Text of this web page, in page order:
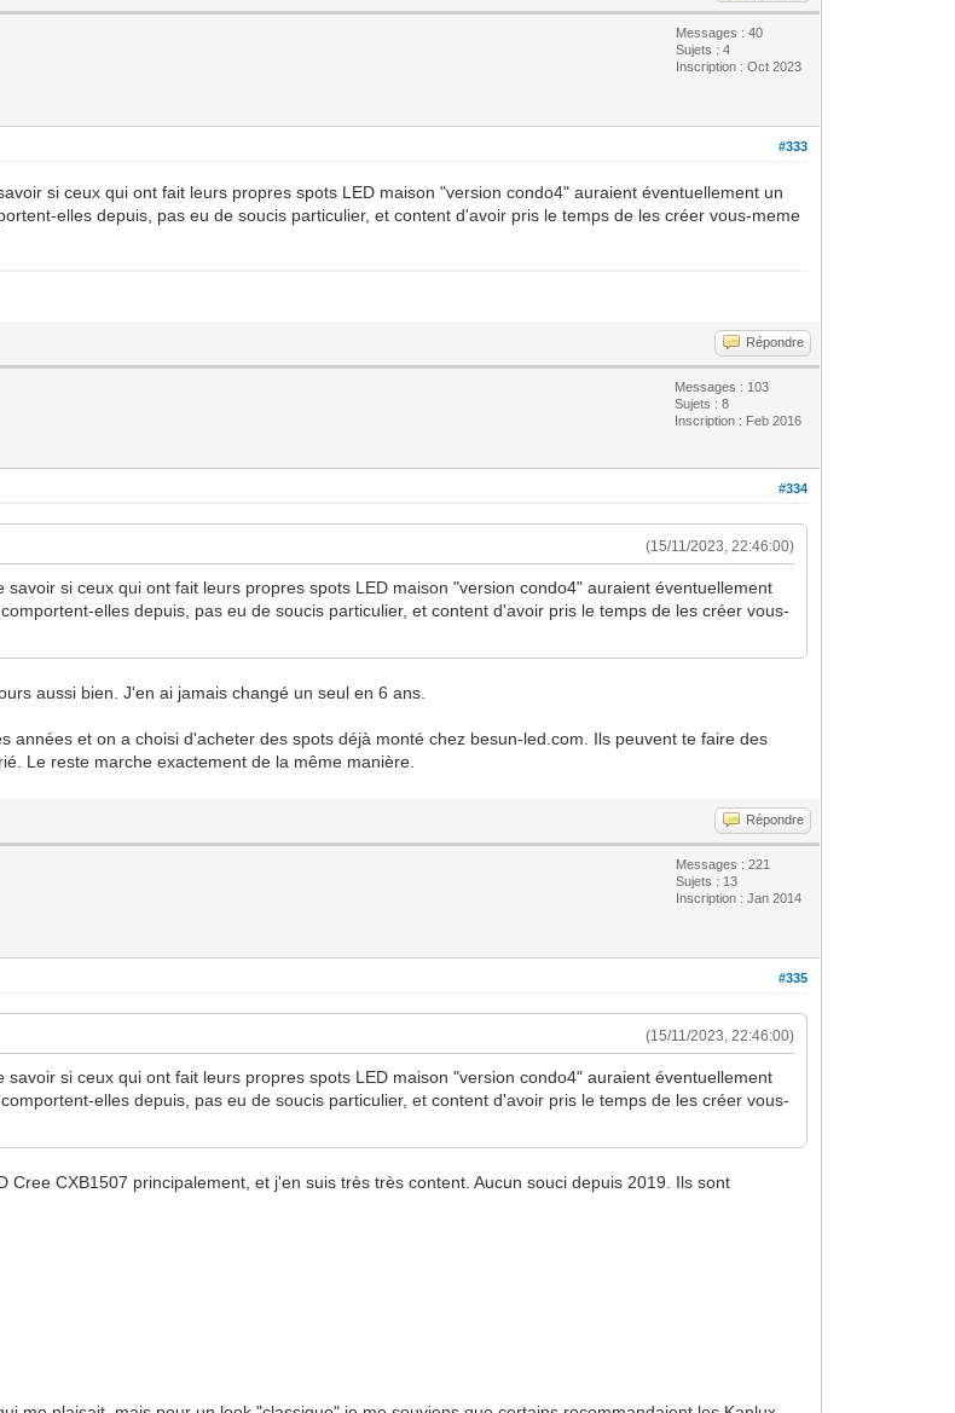
Messages : 40
Sujets : 4
Inscription : Oct 2023
#333
si ceux qui ont fait leurs propres spots LED maison "version condo4" auraient éventuellement un
elles depuis, pas eu de soucis particulier, et content d'avoir pris le temps de les créer vous-meme
Répondre
Messages : 103
Sujets : 8
Inscription : Feb 2016
#334
(15/11/2023, 22:46:00)
si ceux qui ont fait leurs propres spots LED maison "version condo4" auraient éventuellement
elles depuis, pas eu de soucis particulier, et content d'avoir pris le temps de les créer vous-
aussi bien. J'en ai jamais changé un seul en 6 ans.
années et on a choisi d'acheter des spots déjà monté chez besun-led.com. Ils peuvent te faire des
Le reste marche exactement de la même manière.
Répondre
Messages : 221
Sujets : 13
Inscription : Jan 2014
#335
(15/11/2023, 22:46:00)
si ceux qui ont fait leurs propres spots LED maison "version condo4" auraient éventuellement
elles depuis, pas eu de soucis particulier, et content d'avoir pris le temps de les créer vous-
CXB1507 principalement, et j'en suis très très content. Aucun souci depuis 2019. Ils sont